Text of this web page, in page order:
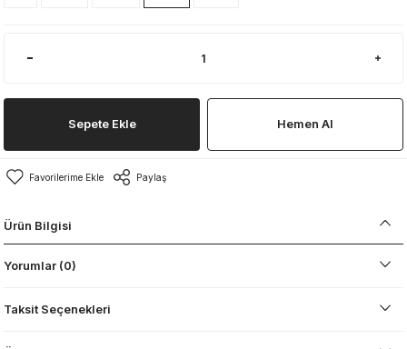
Sepete Ekle Hemen Al
Paylaş
Ürün Bilgisi
Yorumlar (0)
Taksit Seçenekleri